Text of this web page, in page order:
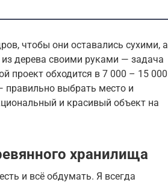
чтобы они оставались сухими, а
дерева своими руками — задача
проект обходится в 7 000 – 15 000
правильно выбрать место и
и красивый объект на
хранилища
и всё обдумать. Я всегда